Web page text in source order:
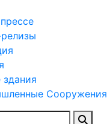
Сооружения